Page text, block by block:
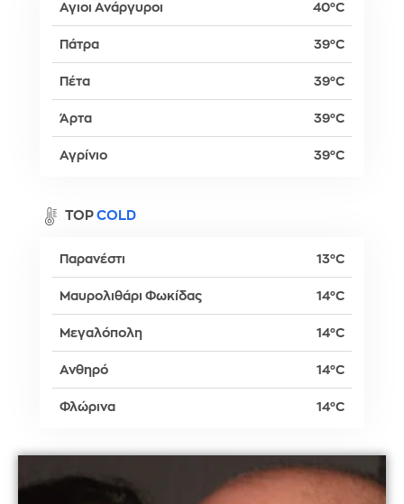
Αγιοι Ανάργυροι 40°C
Πάτρα 39°C
Πέτα 39°C
Άρτα 39°C
Αγρίνιο 39°C
TOP COLD
Παρανέστι 13°C
Μαυρολιθάρι Φωκίδας 14°C
Μεγαλόπολη 14°C
Ανθηρό 14°C
Φλώρινα 14°C